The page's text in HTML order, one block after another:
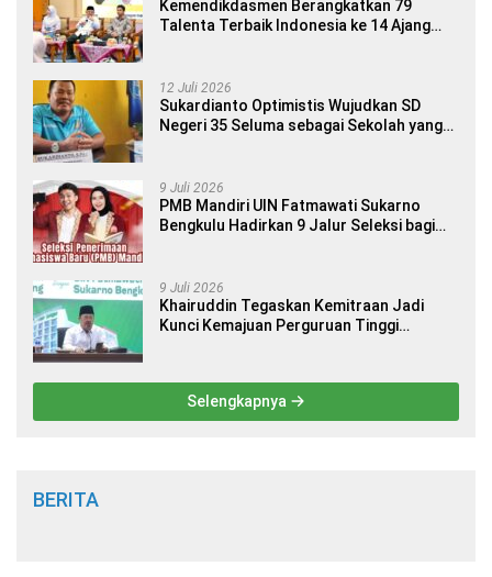
Kemendikdasmen Berangkatkan 79
Talenta Terbaik Indonesia ke 14 Ajang
12 Juli 2026
Sukardianto Optimistis Wujudkan SD
Negeri 35 Seluma sebagai Sekolah yang
9 Juli 2026
PMB Mandiri UIN Fatmawati Sukarno
Bengkulu Hadirkan 9 Jalur Seleksi bagi
9 Juli 2026
Khairuddin Tegaskan Kemitraan Jadi
Kunci Kemajuan Perguruan Tinggi
Selengkapnya
BERITA